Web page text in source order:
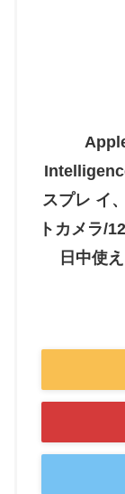
スプレ イ
トカメラ/
日中使